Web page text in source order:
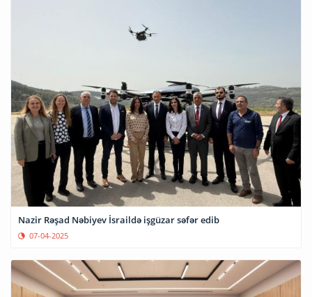
Nazir Rəşad Nəbiyev İsraildə işgüzar səfər edib
07-04-2025